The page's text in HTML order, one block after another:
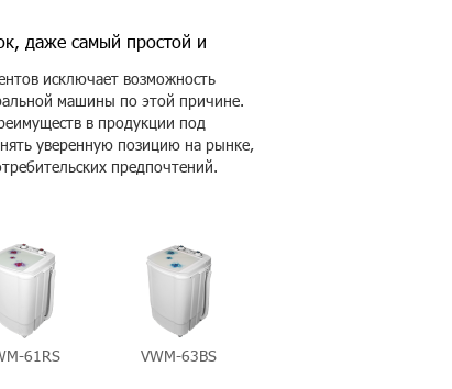
даже самый простой и
исключает возможность
машины по этой причине.
в продукции под
уверенную позицию на рынке,
предпочтений.
61RS VWM-63BS